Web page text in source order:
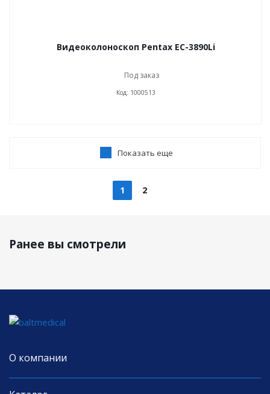
Видеоколоноскоп Pentax EC-3890Li
Под заказ
Код: 1000513
Показать еще
1 2
Ранее вы смотрели
О компании